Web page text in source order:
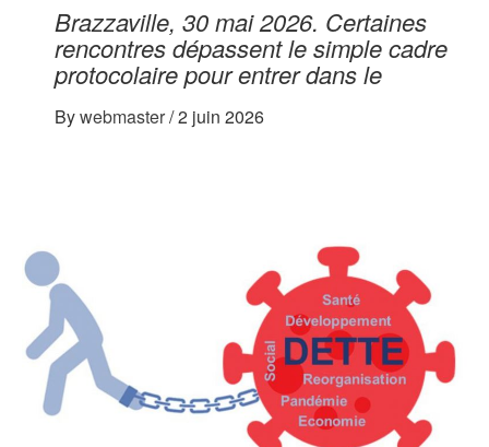
Brazzaville, 30 mai 2026. Certaines
rencontres dépassent le simple cadre
protocolaire pour entrer dans le
Bywebmaster/2 juin 2026